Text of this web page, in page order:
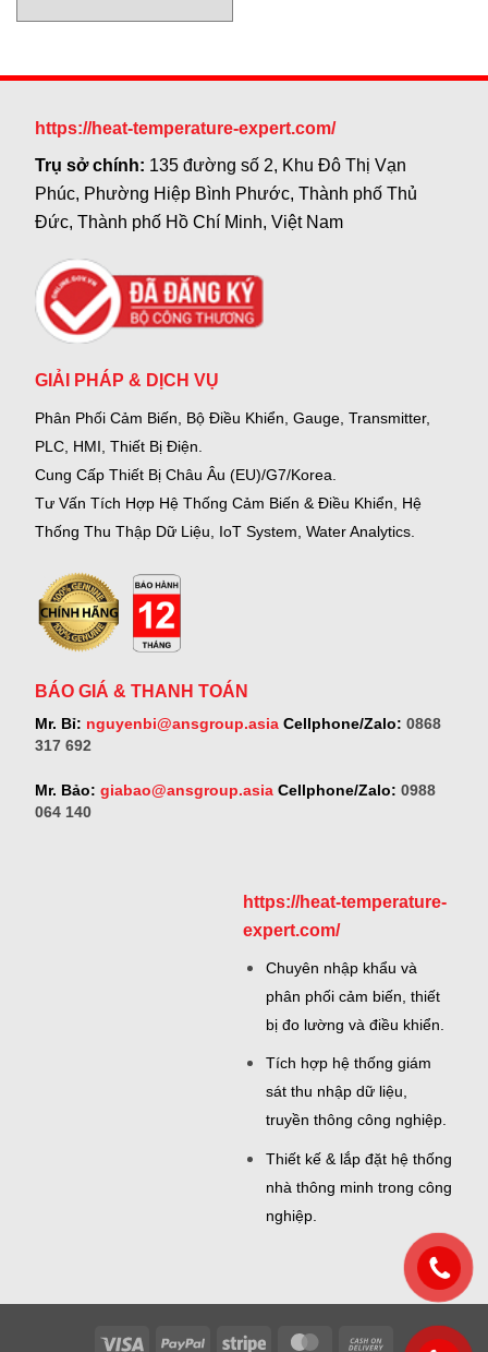
https://heat-temperature-expert.com/
Trụ sở chính: 135 đường số 2, Khu Đô Thị Vạn
Phúc, Phường Hiệp Bình Phước, Thành phố Thủ
Đức, Thành phố Hồ Chí Minh, Việt Nam
GIẢI PHÁP & DỊCH VỤ
Phân Phối Cảm Biến, Bộ Điều Khiển, Gauge, Transmitter,
PLC, HMI, Thiết Bị Điện.
Cung Cấp Thiết Bị Châu Âu (EU)/G7/Korea.
Tư Vấn Tích Hợp Hệ Thống Cảm Biến & Điều Khiển, Hệ
Thống Thu Thập Dữ Liệu, IoT System, Water Analytics.
BÁO GIÁ & THANH TOÁN
Mr. Bỉ: nguyenbi@ansgroup.asiaCellphone/Zalo: 0868
317 692
Mr. Bảo: giabao@ansgroup.asiaCellphone/Zalo: 0988
064 140
https://heat-temperature-
expert.com/
Chuyên nhập khẩu và
phân phối cảm biến, thiết
bị đo lường và điều khiển.
Tích hợp hệ thống giám
sát thu nhập dữ liệu,
truyền thông công nghiệp.
Thiết kế & lắp đặt hệ thống
nhà thông minh trong công
nghiệp.
Visa PayPal Stripe MasterCardCash